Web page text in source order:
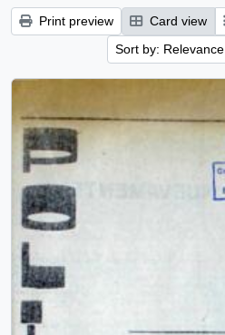
Print preview Card view
Sort by: Relevance